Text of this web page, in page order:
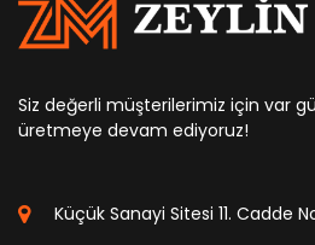
Siz değerli müşterilerimiz için var
üretmeye devam ediyoruz!
Küçük Sanayi Sitesi 11. Cadde